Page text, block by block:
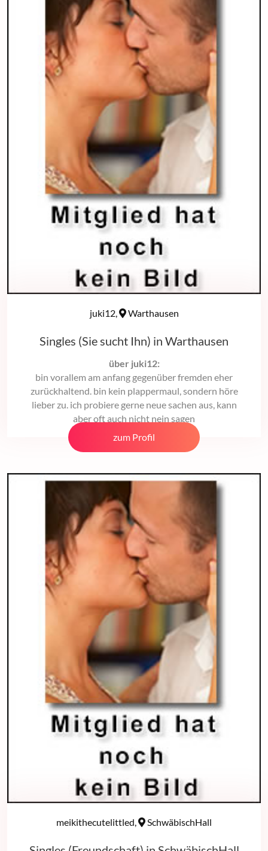
juki12, Warthausen
Singles (Sie sucht Ihn) in Warthausen
über juki12:
bin vorallem am anfang gegenüber fremden eher
zurückhaltend. bin kein plappermaul, sondern höre
lieber zu. ich probiere gerne neue sachen aus, kann
aber oft auch nicht nein sagen
zum Profil
meikithecutelittled, SchwäbischHall